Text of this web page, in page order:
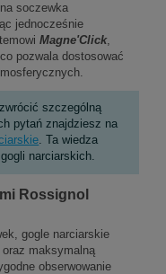
soczewka
jednocześnie
Magne'Click,
pozwala dostosować
szczególną
pytań znajdziesz na
. Ta wiedza
narciarskich.
Rossignol
gogle narciarskie
maksymalną
obserwowanie